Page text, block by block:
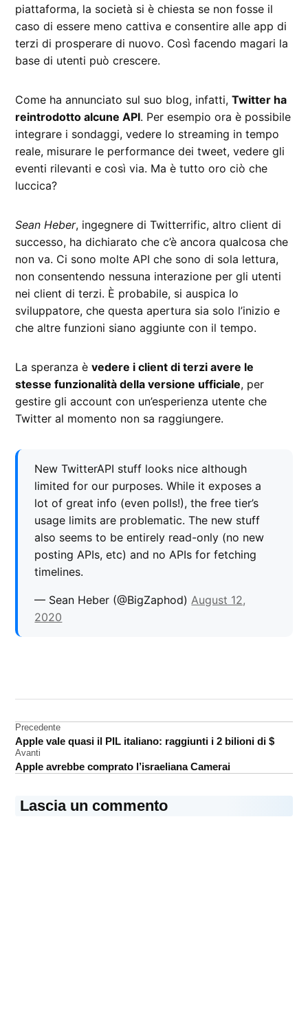
piattaforma, la società si è chiesta se non fosse il
caso di essere meno cattiva e consentire alle app di
terzi di prosperare di nuovo. Così facendo magari la
base di utenti può crescere.
Come ha annunciato sul suo blog, infatti,Twitter ha
reintrodotto alcune API. Per esempio ora è possibile
integrare i sondaggi, vedere lo streaming in tempo
reale, misurare le performance dei tweet, vedere gli
eventi rilevanti e così via. Ma è tutto oro ciò che
luccica?
Sean Heber, ingegnere di Twitterrific, altro client di
successo, ha dichiarato che c’è ancora qualcosa che
non va. Ci sono molte API che sono di sola lettura,
non consentendo nessuna interazione per gli utenti
nei client di terzi. È probabile, si auspica lo
sviluppatore, che questa apertura sia solo l’inizio e
che altre funzioni siano aggiunte con il tempo.
La speranza èvedere i client di terzi avere le
stesse funzionalità della versione ufficiale, per
gestire gli account con un’esperienza utente che
Twitter al momento non sa raggiungere.
New TwitterAPI stuff looks nice although
limited for our purposes. While it exposes a
lot of great info (even polls!), the free tier’s
usage limits are problematic. The new stuff
also seems to be entirely read-only (no new
posting APIs, etc) and no APIs for fetching
timelines.
— Sean Heber (@BigZaphod)August 12,
2020
Navigazione
articoli
Precedente
Apple vale quasi il PIL italiano: raggiunti i 2 bilioni di $
Avanti
Apple avrebbe comprato l’israeliana Camerai
Lascia un commento